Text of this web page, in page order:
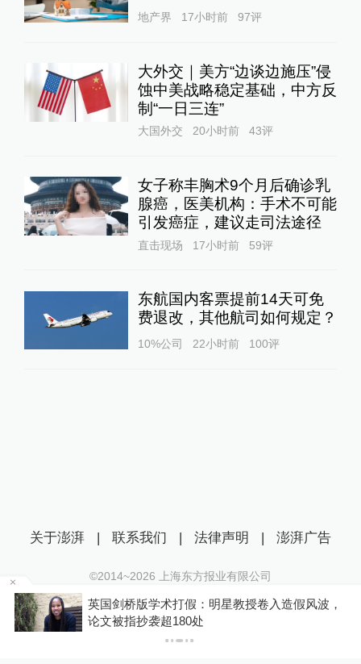
地产界 17小时前 97评
大外交｜美方“边谈边施压”侵
蚀中美战略稳定基础，中方反
制“一日三连”
大国外交 20小时前 43评
女子称丰胸术9个月后确诊乳
腺癌，医美机构：手术不可能
引发癌症，建议走司法途径
直击现场 17小时前 59评
东航国内客票提前14天可免
费退改，其他航司如何规定？
10%公司 22小时前 100评
英国剑桥版学术打假：明星教授卷入造假风波，
论文被指抄袭超180处
关于澎湃 | 联系我们 | 法律声明 | 澎湃广告
©2014~2026 上海东方报业有限公司
沪ICP证：沪B2-20170116 | 沪ICP备14003370号
互联网新闻信息服务许可证：31120170006
沪公网安备 31010602000299号